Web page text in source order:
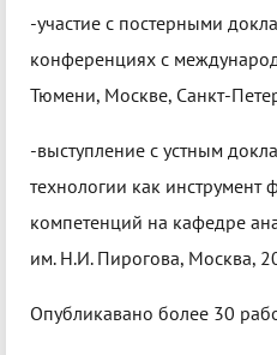
-участие с постерными
конференциях с
Тюмени, Москве, Санкт-
-выступление с устным
технологии как
компетенций на кафедре
им. Н.И. Пирогова, Москва,
Опубликавано более 30